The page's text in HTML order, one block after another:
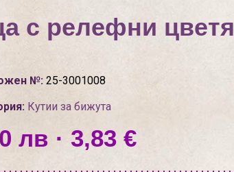
с релефни цветя
№:25-3001008
Кутии за бижута
лв · 3,83 €